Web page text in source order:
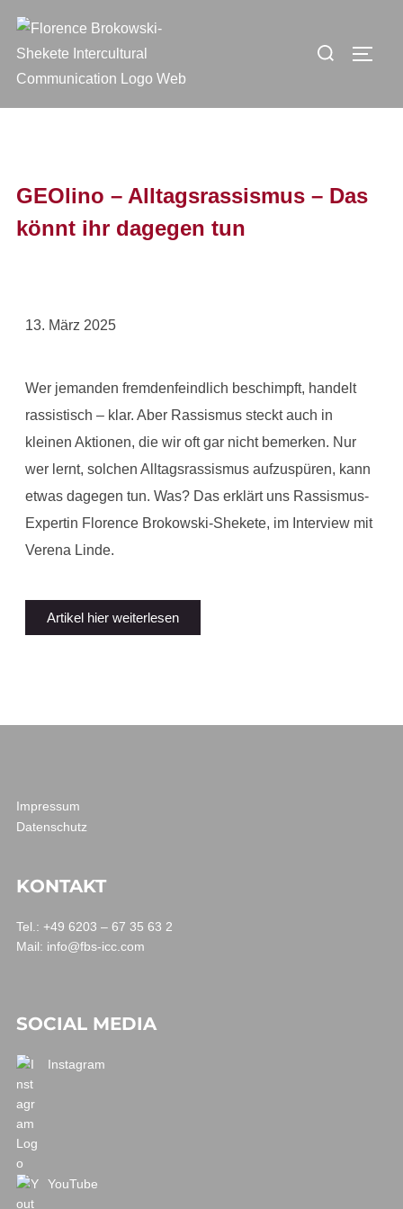
GEOlino – Alltagsrassismus – Das
könnt ihr dagegen tun
13. März 2025
Wer jemanden fremdenfeindlich beschimpft, handelt
rassistisch – klar. Aber Rassismus steckt auch in
kleinen Aktionen, die wir oft gar nicht bemerken. Nur
wer lernt, solchen Alltagsrassismus aufzuspüren, kann
etwas dagegen tun. Was? Das erklärt uns Rassismus-
Expertin Florence Brokowski-Shekete, im Interview mit
Verena Linde.
Artikel hier weiterlesen
Impressum
Datenschutz
KONTAKT
Tel.: +49 6203 – 67 35 63 2
Mail: info@fbs-icc.com
SOCIAL MEDIA
Instagram
YouTube